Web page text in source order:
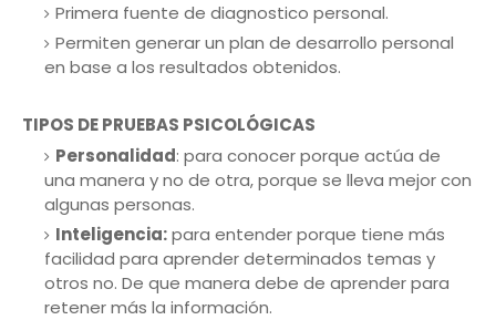
Primera fuente de diagnostico personal.
Permiten generar un plan de desarrollo personal
en base a los resultados obtenidos.
TIPOS DE PRUEBAS PSICOLÓGICAS
Personalidad: para conocer porque actúa de
una manera y no de otra, porque se lleva mejor con
algunas personas.
Inteligencia:para entender porque tiene más
facilidad para aprender determinados temas y
otros no. De que manera debe de aprender para
retener más la información.